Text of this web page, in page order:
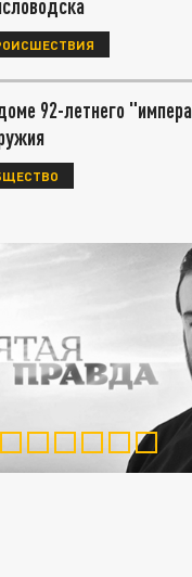
92-летнего